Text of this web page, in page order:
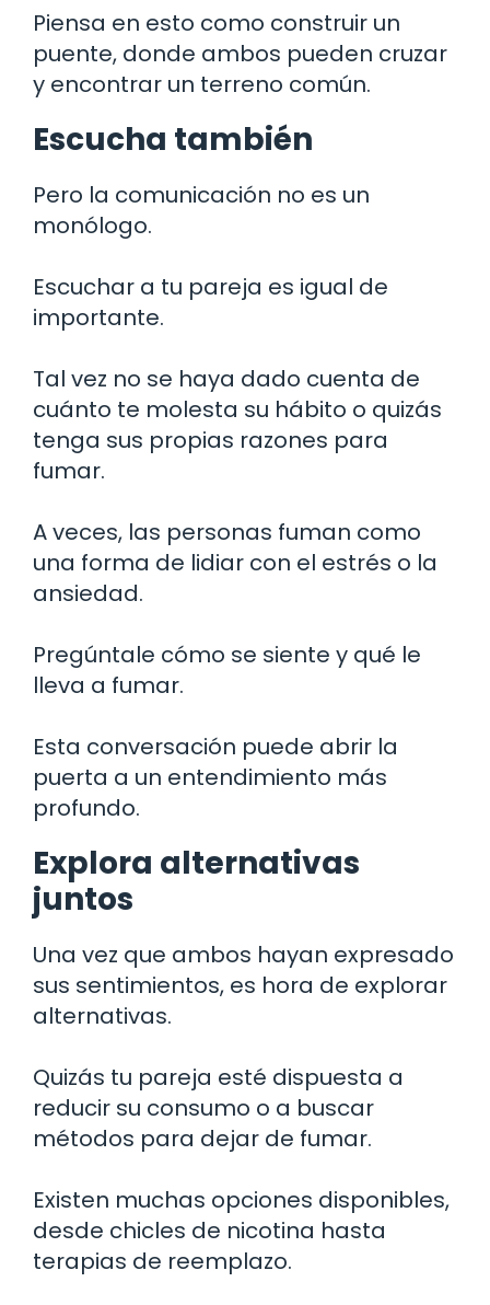
Piensa en esto como construir un
puente, donde ambos pueden cruzar
y encontrar un terreno común.
Escucha también
Pero la comunicación no es un
monólogo.
Escuchar a tu pareja es igual de
importante.
Tal vez no se haya dado cuenta de
cuánto te molesta su hábito o quizás
tenga sus propias razones para
fumar.
A veces, las personas fuman como
una forma de lidiar con el estrés o la
ansiedad.
Pregúntale cómo se siente y qué le
lleva a fumar.
Esta conversación puede abrir la
puerta a un entendimiento más
profundo.
Explora alternativas
juntos
Una vez que ambos hayan expresado
sus sentimientos, es hora de explorar
alternativas.
Quizás tu pareja esté dispuesta a
reducir su consumo o a buscar
métodos para dejar de fumar.
Existen muchas opciones disponibles,
desde chicles de nicotina hasta
terapias de reemplazo.